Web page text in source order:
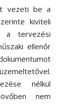
vezeti be a
kiviteli
a tervezési
ellenőr
nélkül
nem